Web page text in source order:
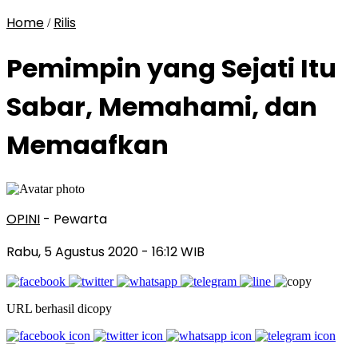
Home / Rilis
Pemimpin yang Sejati Itu
Sabar, Memahami, dan
Memaafkan
OPINI - Pewarta
Rabu, 5 Agustus 2020 - 16:12 WIB
URL berhasil dicopy